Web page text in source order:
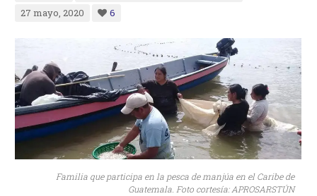
27 mayo, 2020
6
Familia que participa en la pesca de manjúa en el Caribe de
Guatemala. Foto cortesía: APROSARSTÚN